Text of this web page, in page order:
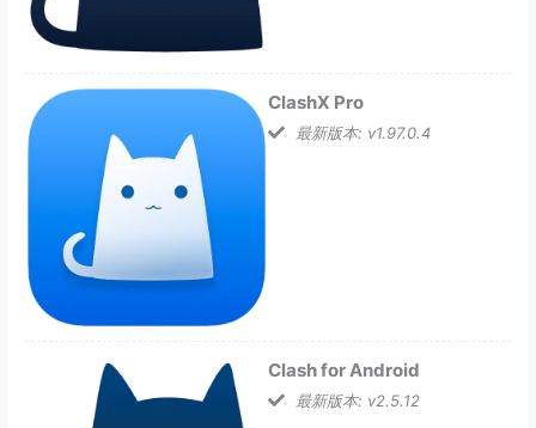
ClashX Pro
最新版本: v1.97.0.4
Clash for Android
最新版本: v2.5.12